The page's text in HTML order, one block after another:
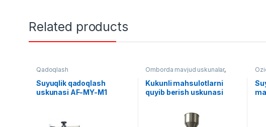
Related products
Qadoqlash
Suyuqlik qadoqlash
uskunasi AF-MY-M1
Omborda mavjud uskunalar,
Dozator
Kukunli mahsulotlarni
quyib berish uskunasi